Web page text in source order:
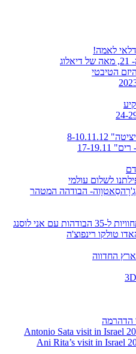
הטיבטי
19.11
לשלום עולמי
הבודהה המטהר
עם אני לוסנג
טולקו רינפוצ'ה
החדווה
הדהרמה